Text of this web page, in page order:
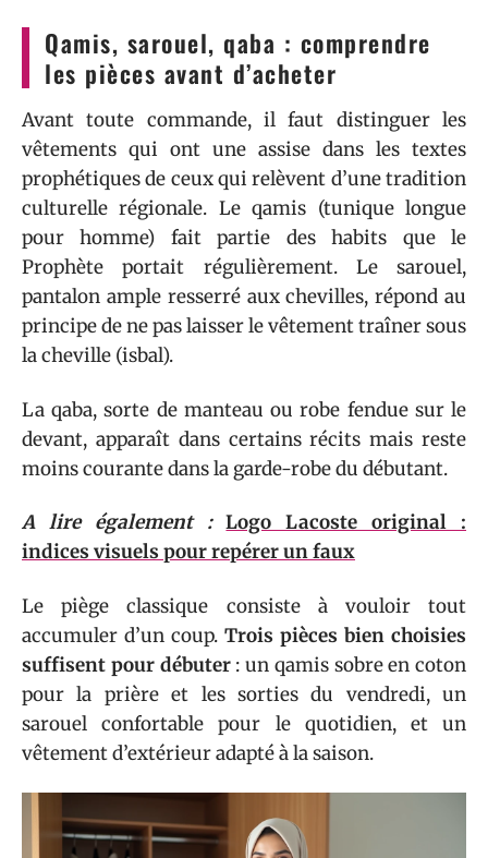
Qamis, sarouel, qaba : comprendre
les pièces avant d’acheter
Avant toute commande, il faut distinguer les
vêtements qui ont une assise dans les textes
prophétiques de ceux qui relèvent d’une tradition
culturelle régionale. Le qamis (tunique longue
pour homme) fait partie des habits que le
Prophète portait régulièrement. Le sarouel,
pantalon ample resserré aux chevilles, répond au
principe de ne pas laisser le vêtement traîner sous
la cheville (isbal).
La qaba, sorte de manteau ou robe fendue sur le
devant, apparaît dans certains récits mais reste
moins courante dans la garde-robe du débutant.
A lire également : Logo Lacoste original :
indices visuels pour repérer un faux
Le piège classique consiste à vouloir tout
accumuler d’un coup. Trois pièces bien choisies
suffisent pour débuter: un qamis sobre en coton
pour la prière et les sorties du vendredi, un
sarouel confortable pour le quotidien, et un
vêtement d’extérieur adapté à la saison.